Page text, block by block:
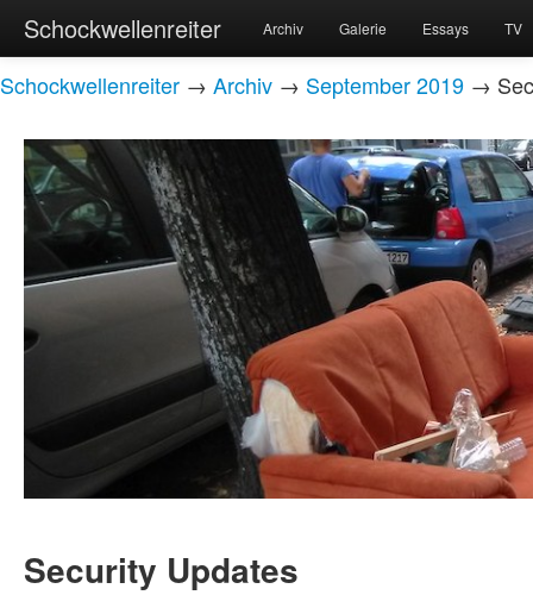
Schockwellenreiter Archiv Galerie Essays TV
Schockwellenreiter → Archiv → September 2019 →
Security Updates